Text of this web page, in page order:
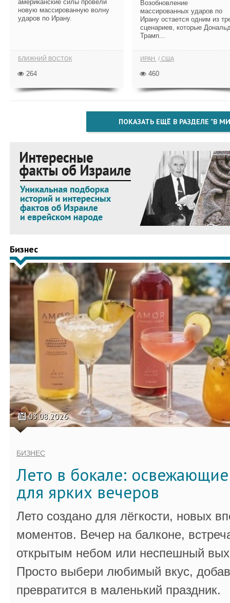
американские силы провели
новую массированную волну
ударов по Ирану.
БЛИЖНИЙ ВОСТОК
264
Возобновление
массированных ударов по
Ирану остается одним из
сценариев, которые
Трамп...
ИРАН США
460
ПОКАЗАТЬ ЕЩЁ В РАЗДЕЛЕ "В
Бизнес
03.08.2026
БИЗНЕС
Лето в бокале:
для ярких вечеров
Лето создано для лёгкости, новых
моментов. Вечер на балконе,
открытым небом или неспешный
Просто выбери любимый вкус,
превратится в маленький праздник.